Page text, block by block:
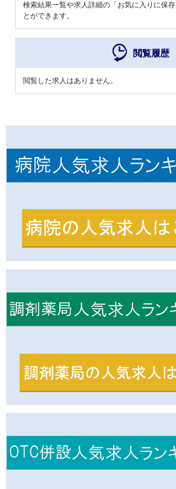
検索結果一覧や求人詳細の「お気に入りに保
とができます。
閲覧履歴
閲覧した求人はありません。